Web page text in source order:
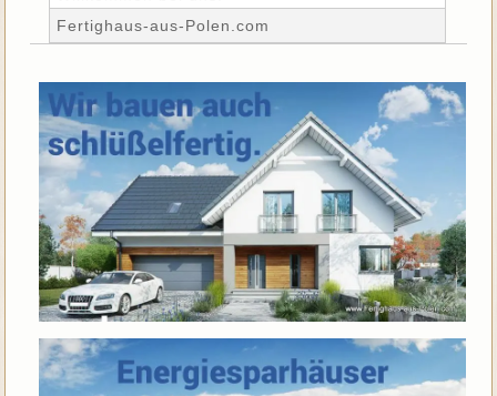
Fertighaus-aus-Polen.com